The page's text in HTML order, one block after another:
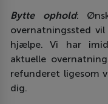
Bytte ophold:
overnatningssted
hjælpe. Vi har
aktuelle
refunderet ligesom
dig.